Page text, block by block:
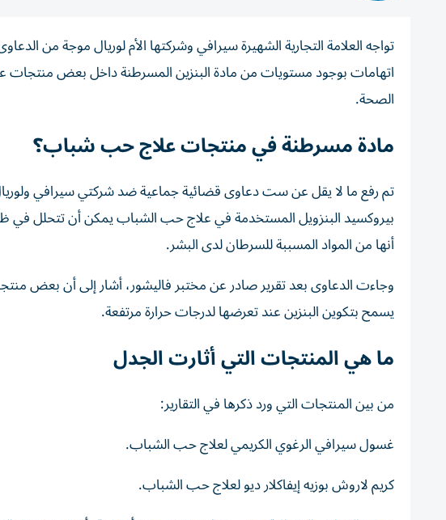
تواجه العلامة التجارية الشهيرة سيرافي وشركتها الأم لوريال موجة من
اتهامات بوجود مستويات من مادة البنزين المسرطنة داخل بعض منتجات
الصحة.
مادة مسرطنة في منتجات علاج حب شباب؟
تم رفع ما لا يقل عن ست دعاوى قضائية جماعية ضد شركتي سيرافي
بيروكسيد البنزويل المستخدمة في علاج حب الشباب يمكن أن تتحلل في
أنها من المواد المسببة للسرطان لدى البشر.
وجاءت الدعاوى بعد تقرير صادر عن مختبر فاليشور، أشار إلى أن بعض
يسمح بتكوين البنزين عند تعرضها لدرجات حرارة مرتفعة.
ما هي المنتجات التي أثارت الجدل
من بين المنتجات التي ورد ذكرها في التقارير:
غسول سيرافي الرغوي الكريمي لعلاج حب الشباب.
كريم لاروش بوزيه إيفاكلار ديو لعلاج حب الشباب.